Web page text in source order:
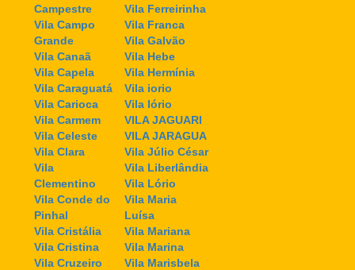
Campestre
Vila Campo
Grande
Vila Canaã
Vila Capela
Vila Caraguatá
Vila Carioca
Vila Carmem
Vila Celeste
Vila Clara
Vila
Clementino
Vila Conde do
Pinhal
Vila Cristália
Vila Cristina
Vila Cruzeiro
Vila Ferreirinha
Vila Franca
Vila Galvão
Vila Hebe
Vila Hermínia
Vila iorio
Vila Iório
VILA JAGUARI
VILA JARAGUA
Vila Júlio César
Vila Liberlândia
Vila Lório
Vila Maria
Luísa
Vila Mariana
Vila Marina
Vila Marisbela